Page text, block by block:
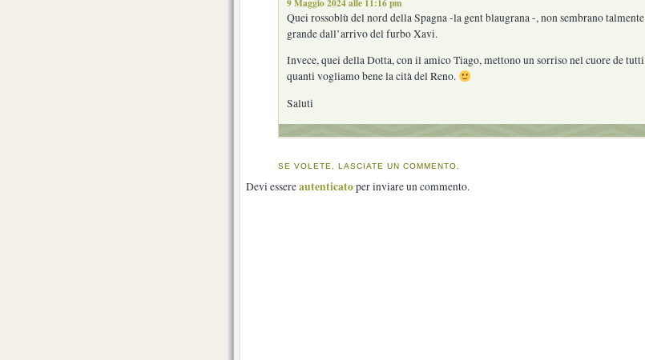
Quei rossoblù del nord della Spagna -la gent blaugrana -, non sembrano talmente
grande dall’arrivo del furbo Xavi.
Invece, quei della Dotta, con il amico Tiago, mettono un sorriso nel cuore de tutti
quanti vogliamo bene la cità del Reno.
Saluti
SE VOLETE, LASCIATE UN COMMENTO.
Devi essereautenticatoper inviare un commento.